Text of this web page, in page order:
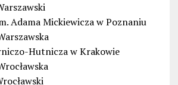
Adama Mickiewicza w Poznaniu
Hutnicza w Krakowie